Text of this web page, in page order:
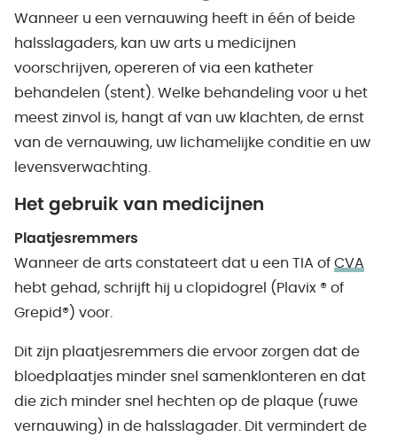
Wanneer u een vernauwing heeft in één of beide
halsslagaders, kan uw arts u medicijnen
voorschrijven, opereren of via een katheter
behandelen (stent). Welke behandeling voor u het
meest zinvol is, hangt af van uw klachten, de ernst
van de vernauwing, uw lichamelijke conditie en uw
levensverwachting.
Het gebruik van medicijnen
Plaatjesremmers
Wanneer de arts constateert dat u een TIA of CVA
hebt gehad, schrijft hij u clopidogrel (Plavix ® of
Grepid®) voor.
Dit zijn plaatjesremmers die ervoor zorgen dat de
bloedplaatjes minder snel samenklonteren en dat
die zich minder snel hechten op de plaque (ruwe
vernauwing) in de halsslagader. Dit vermindert de